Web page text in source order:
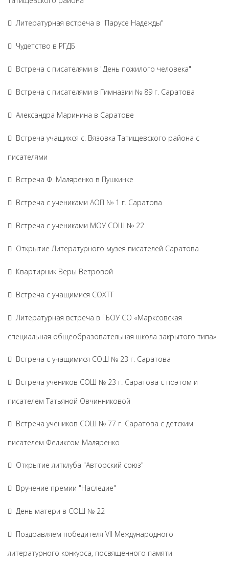
Литературная встреча в "Парусе Надежды"
Чудетство в РГДБ
Встреча с писателями в "День пожилого человека"
Встреча с писателями в Гимназии № 89 г. Саратова
Александра Маринина в Саратове
Встреча учащихся с. Вязовка Татищевского района с
писателями
Встреча Ф. Маляренко в Пушкинке
Встреча с учениками АОП № 1 г. Саратова
Встреча с учениками МОУ СОШ № 22
Открытие Литературного музея писателей Саратова
Квартирник Веры Ветровой
Встреча с учащимися СОХТТ
Литературная встреча в ГБОУ СО «Марксовская
специальная общеобразовательная школа закрытого типа»
Встреча с учащимися СОШ № 23 г. Саратова
Встреча учеников СОШ № 23 г. Саратова с поэтом и
писателем Татьяной Овчинниковой
Встреча учеников СОШ № 77 г. Саратова с детским
писателем Феликсом Маляренко
Открытие литклуба "Авторский союз"
Вручение премии "Наследие"
День матери в СОШ № 22
Поздравляем победителя VII Международного
литературного конкурса, посвященного памяти